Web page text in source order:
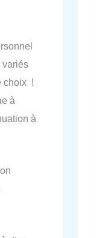
variés
choix !
à
à